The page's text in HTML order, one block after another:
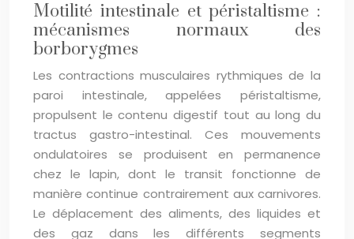
Motilité intestinale et péristaltisme :
mécanismes normaux des
borborygmes
Les contractions musculaires rythmiques de la
paroi intestinale, appelées péristaltisme,
propulsent le contenu digestif tout au long du
tractus gastro-intestinal. Ces mouvements
ondulatoires se produisent en permanence
chez le lapin, dont le transit fonctionne de
manière continue contrairement aux carnivores.
Le déplacement des aliments, des liquides et
des gaz dans les différents segments